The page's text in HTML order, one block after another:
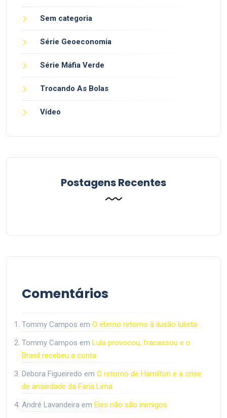
Sem categoria
Série Geoeconomia
Série Máfia Verde
Trocando As Bolas
Vídeo
Postagens Recentes
Comentários
Tommy Campos em O eterno retorno à ilusão lulista
Tommy Campos em Lula provocou, fracassou e o
Brasil recebeu a conta
Debora Figueiredo em O retorno de Hamilton e a crise
de ansiedade da Faria Lima
André Lavandeira em Eles não são inimigos